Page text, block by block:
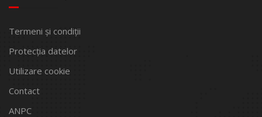
Termeni și condiții
Protecția datelor
Utilizare cookie
Contact
ANPC